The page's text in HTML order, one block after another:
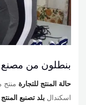
بنطلون من
حالة المنتج للتجارة منتج
اسكندال بلد تصنبع المنتج